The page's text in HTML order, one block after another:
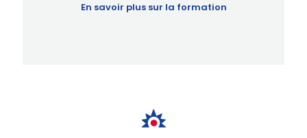
En savoir plus sur la formation